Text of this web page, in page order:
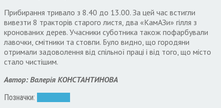
Прибирання тривало з 8.40 до 13.00. За цей час встигли
вивезти 8 тракторів старого листя, два «КамАЗи» гілля з
кронованих дерев. Учасники суботника також пофарбували
лавочки, смітники та стовпи. Було видно, що городяни
отримали задоволення від спільної праці і від того, що місто
стало чистішим.
Автор: Валерія КОНСТАНТИНОВА
Позначки: